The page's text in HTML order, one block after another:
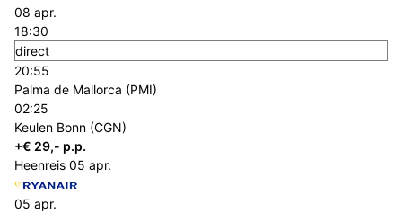
08 apr.
18:30
direct
20:55
Palma de Mallorca (PMI)
02:25
Keulen Bonn (CGN)
+€ 29,- p.p.
Heenreis 05 apr.
05 apr.